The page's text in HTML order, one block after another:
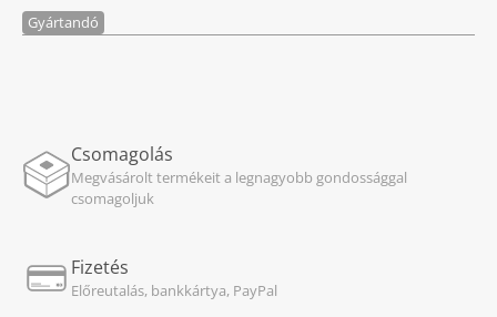
Gyártandó
Csomagolás
Megvásárolt termékeit a legnagyobb gondossággal
csomagoljuk
Fizetés
Előreutalás, bankkártya, PayPal